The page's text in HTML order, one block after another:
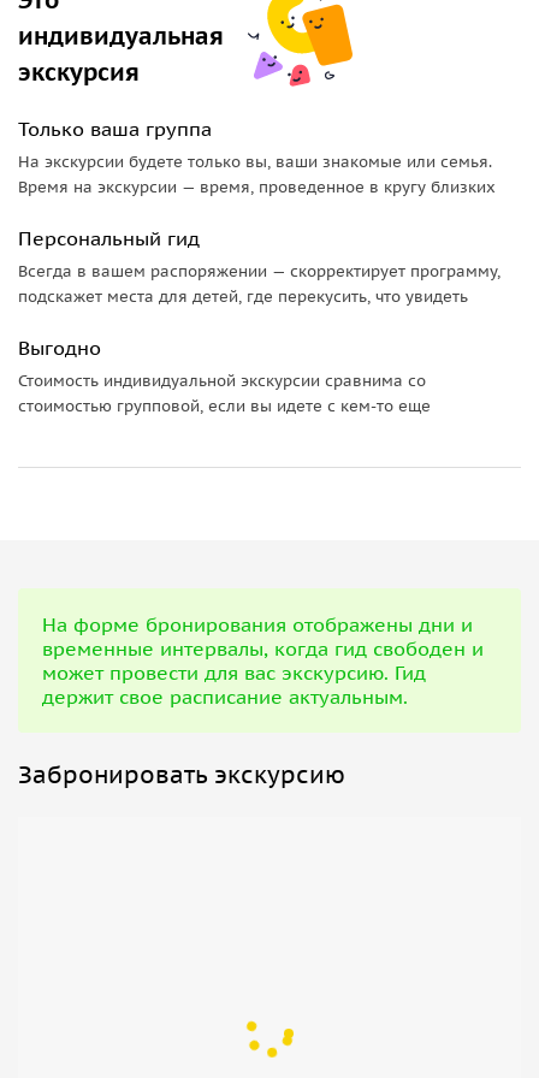
индивидуальная
экскурсия
Только ваша группа
На экскурсии будете только вы, ваши знакомые или семья.
Время на экскурсии — время, проведенное в кругу близких
Персональный гид
Всегда в вашем распоряжении — скорректирует программу,
подскажет места для детей, где перекусить, что увидеть
Выгодно
Стоимость индивидуальной экскурсии сравнима со
стоимостью групповой, если вы идете с кем-то еще
На форме бронирования отображены дни и
временные интервалы, когда гид свободен и
может провести для вас экскурсию. Гид
держит свое расписание актуальным.
Забронировать экскурсию